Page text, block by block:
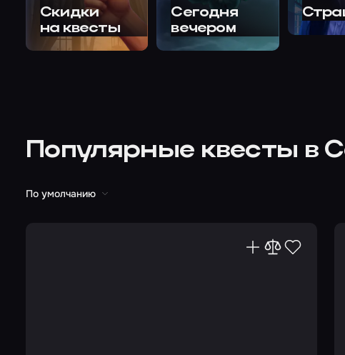
Скидки
на квесты
Сегодня
вечером
Популярные квесты в
По умолчанию